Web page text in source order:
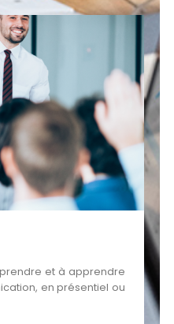
et à apprendre
en présentiel ou